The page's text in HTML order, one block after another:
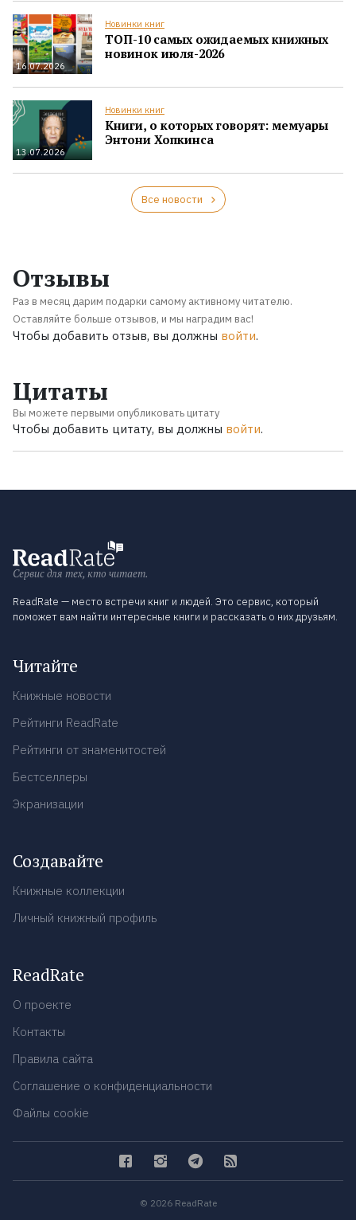
16.07.2026
Новинки книг
ТОП-10 самых ожидаемых книжных
новинок июля-2026
13.07.2026
Новинки книг
Книги, о которых говорят: мемуары
Энтони Хопкинса
Все новости
Отзывы
Раз в месяц дарим подарки самому активному читателю.
Оставляйте больше отзывов, и мы наградим вас!
Чтобы добавить отзыв, вы должны войти.
Цитаты
Вы можете первыми опубликовать цитату
Чтобы добавить цитату, вы должны войти.
Сервис для тех, кто читает.
ReadRate — место встречи книг и людей. Это сервис, который
поможет вам найти интересные книги и рассказать о них друзьям.
Читайте
Книжные новости
Рейтинги ReadRate
Рейтинги от знаменитостей
Бестселлеры
Экранизации
Создавайте
Книжные коллекции
Личный книжный профиль
ReadRate
О проекте
Контакты
Правила сайта
Соглашение о конфиденциальности
Файлы cookie
© 2026 ReadRate